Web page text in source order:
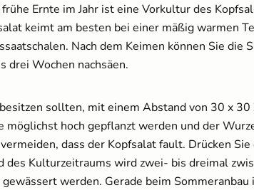
1,99 €UVP2,49 €
2,95 €
Ernte im Jahr ist eine Vorkultur des
keimt am besten bei einer mäßig warmen
Nach dem Keimen können Sie die
drei Wochen nachsäen.
sollten, mit einem Abstand von 30 x
möglichst hoch gepflanzt werden und der
dass der Kopfsalat fault. Drücken
des Kulturzeitraums wird zwei- bis dreimal
werden. Gerade beim Sommeranbau